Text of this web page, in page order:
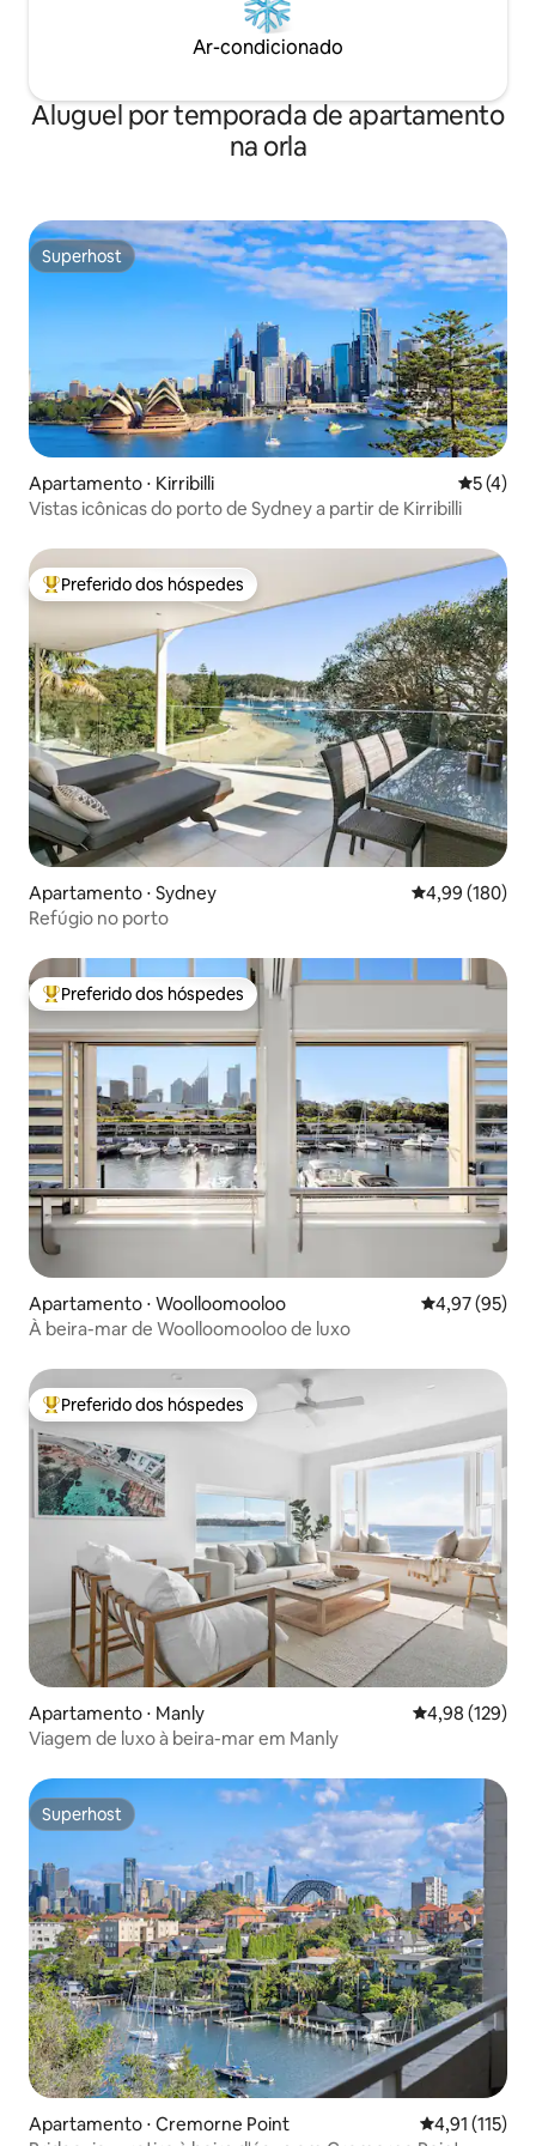
Ar-condicionado
Aluguel por temporada de apartamento
na orla
Superhost
Superhost
Apartamento ⋅ Kirribilli 5 de
5 (4)
Vistas icônicas do porto de Sydney a partir de Kirribilli
Entre os melhores preferidos dos hóspedes
Preferido dos hóspedes
Apartamento ⋅ Sydney 4,99 de uma
4,99 (180)
Refúgio no porto
Entre os melhores preferidos dos hóspedes
Preferido dos hóspedes
Apartamento ⋅ Woolloomooloo 4,97 de uma
4,97 (95)
À beira-mar de Woolloomooloo de luxo
Entre os melhores preferidos dos hóspedes
Preferido dos hóspedes
Apartamento ⋅ Manly 4,98 de uma
4,98 (129)
Viagem de luxo à beira-mar em Manly
Superhost
Superhost
Apartamento ⋅ Cremorne Point 4,91 de uma
4,91 (115)